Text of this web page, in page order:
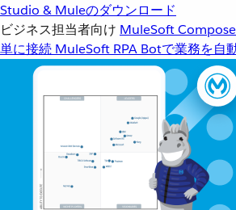
Studio & Muleのダウンロード
ビジネス担当者向け MuleSoft
単に接続 MuleSoft RPA Botで業務を自